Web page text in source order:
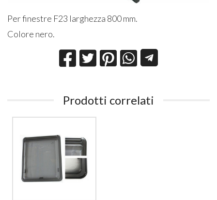
Per finestre F23 larghezza 800 mm.
Colore nero.
Prodotti correlati